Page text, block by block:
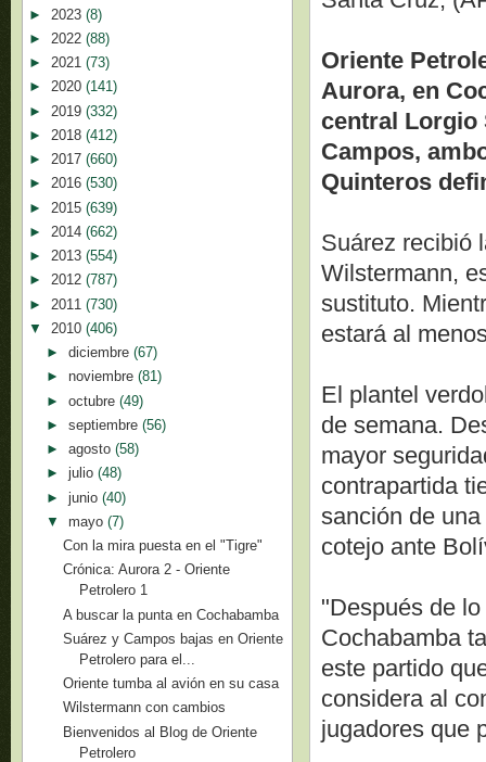
Oriente
Aurora, en
central Lorgio
Campos,
Quinteros
Suárez recibió
Wilstermann,
sustituto.
estará al
El plantel
de semana.
mayor
contrapartida
sanción de
cotejo ante
"Después de
Cochabamba
este partido
considera al
jugadores que
► 2023 (8)
► 2022 (88)
► 2021 (73)
► 2020 (141)
► 2019 (332)
► 2018 (412)
► 2017 (660)
► 2016 (530)
► 2015 (639)
► 2014 (662)
► 2013 (554)
► 2012 (787)
► 2011 (730)
▼ 2010 (406)
► diciembre (67)
► noviembre (81)
► octubre (49)
► septiembre (56)
► agosto (58)
► julio (48)
► junio (40)
▼ mayo (7)
Con la mira puesta en el "Tigre"
Crónica: Aurora 2 - Oriente
Petrolero 1
A buscar la punta en Cochabamba
Suárez y Campos bajas en Oriente
Petrolero para el...
Oriente tumba al avión en su casa
Wilstermann con cambios
Bienvenidos al Blog de Oriente
Petrolero